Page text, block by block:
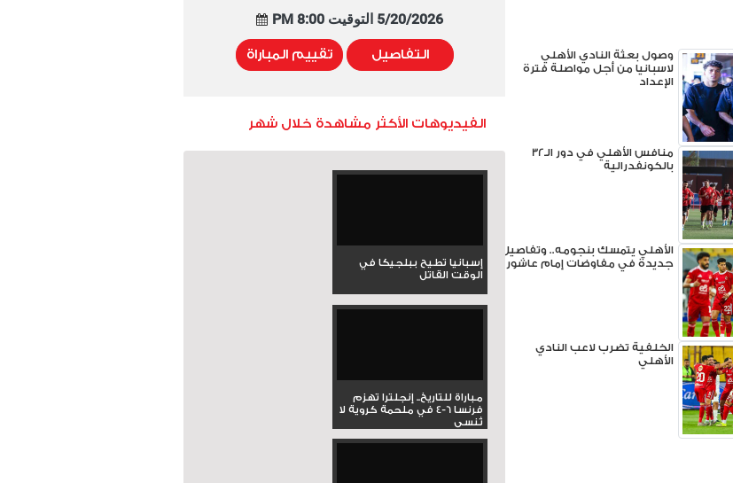
وصول بعثة النادي الأهلي
لاسبانيا من أجل مواصلة فترة
الإعداد
منافس الأهلي في دور الـ32
بالكونفدرالية
الأهلي يتمسك بنجومه.. وتفاصيل
جديدة في مفاوضات إمام عاشور
الخلفية تضرب لاعب النادي
الأهلي
5/20/2026 التوقيت 8:00 PM
التفاصيل تقييم المباراة
الفيديوهات الأكثر مشاهدة خلال شهر
إسبانيا تطيح ببلجيكا في
الوقت القاتل
مباراة للتاريخ.. إنجلترا تهزم
فرنسا 6-4 في ملحمة كروية لا
تُنسى